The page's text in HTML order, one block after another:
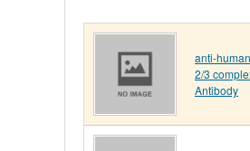
anti-
2/3
Antibody